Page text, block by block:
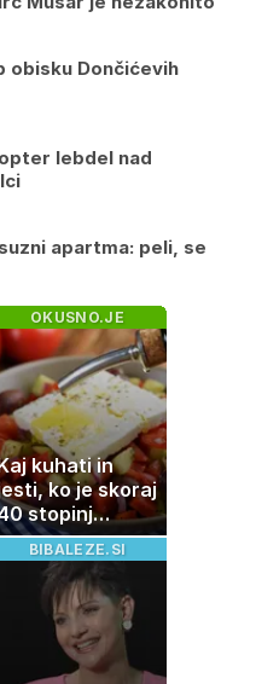
obisku Dončićevih
lebdel nad
apartma: peli, se
OKUSNO.JE
kuhati in
ko je skoraj
stopinj
5 kosil
prižiganja
pečice
BIBALEZE.SI